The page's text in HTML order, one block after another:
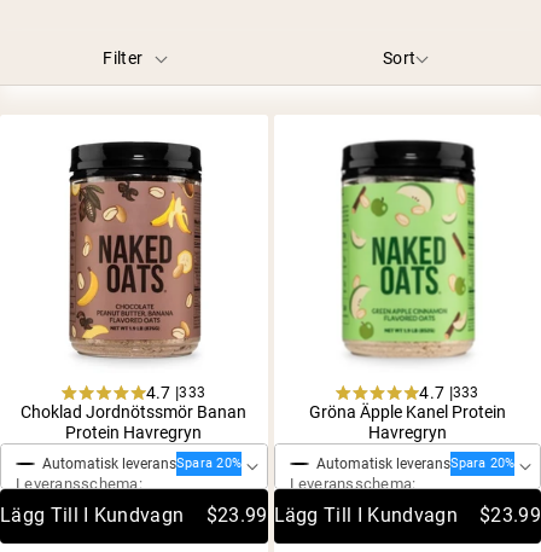
PROTEIN POWDERS
Gräsbetat vassleprotein
Micellärt kasein
Mass Gainer
Proteinkaffe
Shop All Protein Powders
VEGAN PROTEIN
Ärtprotein
Fröproteinpulver
Ekologiskt risprotein
Proteindrinkar
Vegan viktökare
Shop All Vegan Protein
Filter Sort
Rated
4.7
out
of
5
stars
4.7 |333
Choklad Jordnötssmör Banan
Protein Havregryn
Engångsköp
Automatisk leveransSpara 20%
Leveransschema:
Lägg Till I Kundvagn $23.99
Rated
4.7
out
of
5
stars
4.7 |333
Gröna Äpple Kanel Protein
Havregryn
Engångsköp
Automatisk leveransSpara 20%
Leveransschema:
Lägg Till I Kundvagn $23.99